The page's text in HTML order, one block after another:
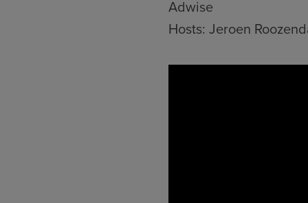
Adwise
Hosts: Jeroen